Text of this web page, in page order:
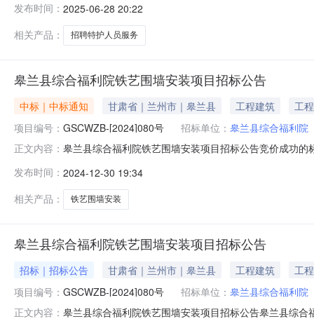
标原因
发布时间： 2025-06-28 20:22
相关产品：
招聘特护人员服务
皋兰县综合福利院铁艺围墙安装项目招标公告
中标｜中标通知 甘肃省｜兰州市｜皋兰县 工程建筑
工程
项目编号： GSCWZB-[2024]080号 招标单位： 皋兰县综合福利院
正文内容： 皋兰县综合福利院铁艺围墙安装项目招标公告竞价成功
采购类别合同估算价状态废标原因
发布时间： 2024-12-30 19:34
相关产品：
铁艺围墙安装
皋兰县综合福利院铁艺围墙安装项目招标公告
招标｜招标公告 甘肃省｜兰州市｜皋兰县 工程建筑
工程
项目编号： GSCWZB-[2024]080号 招标单位： 皋兰县综合福利院
正文内容： 皋兰县综合福利院铁艺围墙安装项目招标公告皋兰县综